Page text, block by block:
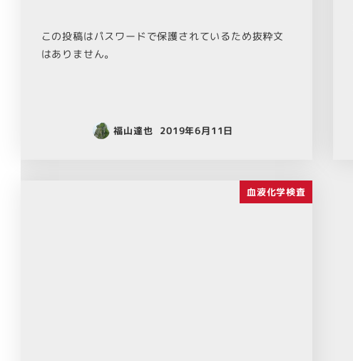
この投稿はパスワードで保護されているため抜粋文
はありません。
福山達也 2019年6月11日
血液化学検査